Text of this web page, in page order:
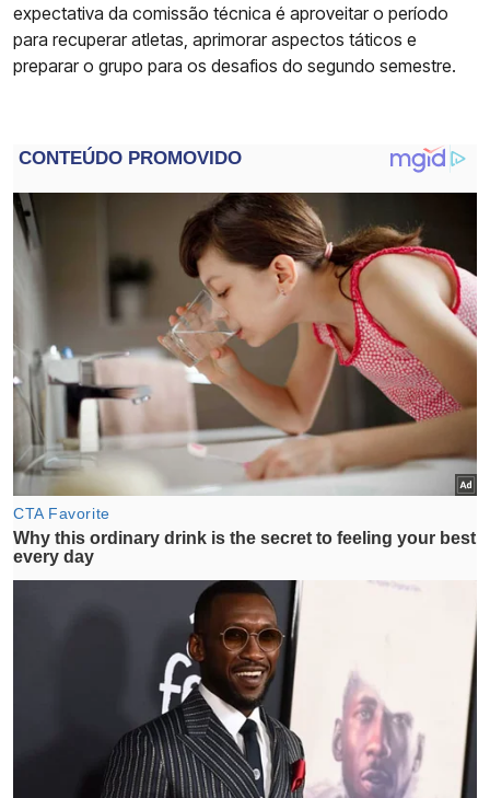
expectativa da comissão técnica é aproveitar o período
para recuperar atletas, aprimorar aspectos táticos e
preparar o grupo para os desafios do segundo semestre.